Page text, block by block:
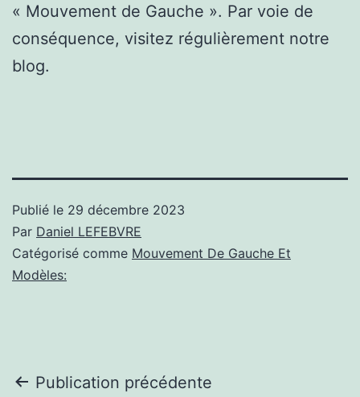
« Mouvement de Gauche ». Par voie de
conséquence, visitez régulièrement notre
blog.
Publié le 29 décembre 2023
Par Daniel LEFEBVRE
Catégorisé comme Mouvement De Gauche Et
Modèles:
Navigation
Publication précédente